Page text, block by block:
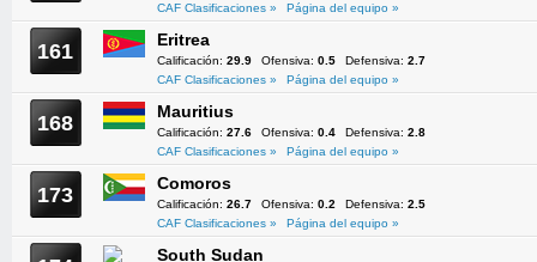
CAF Clasificaciones »
Página del equipo »
161 Eritrea
Calificación: 29.9 Ofensiva: 0.5 Defensiva: 2.7
CAF Clasificaciones »
Página del equipo »
168 Mauritius
Calificación: 27.6 Ofensiva: 0.4 Defensiva: 2.8
CAF Clasificaciones »
Página del equipo »
173 Comoros
Calificación: 26.7 Ofensiva: 0.2 Defensiva: 2.5
CAF Clasificaciones »
Página del equipo »
South Sudan